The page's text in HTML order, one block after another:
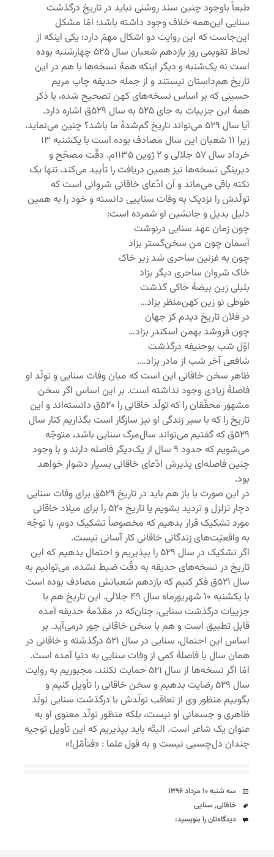
طبعاً باوجود چنین سند روشنی نباید در تاریخ درگذشت
سنایی این‌همه خلاف وجود داشته باشد؛ امّا مشکل
این‌جاست که این روایت دو اشکال مهمّ دارد؛ یکی اینکه از
لحاظ تقویمی روز یازدهم شعبان سال ۵۲۵ چهارشنبه بوده
است نه یک‌شنبه و دیگر اینکه همۀ نسخه‌ها با هم در این
تاریخ هم‌داستان نیستند و از جمله حدیقه چاپ مریم
حسینی که بر اساس نسخه‌های کهن تصحیح شده، با ذکر
همۀ این جزییات به جای ۵۲۵ به سال ۵۲۹ق اشاره دارد.
آیا سال ۵۲۹ می‌تواند تاریخ گم‌شدۀ ما باشد؟ چنین می‌نماید،
زیرا ۱۱ شعبان این سال مصادف بوده است با یکشنبه ۱۳
خرداد سال ۵۷ جلالی و ۲ ژوین ۱۱۳۵م. دقّت مصحّح و
دیرینگی نسخه‌ها نیز همین دریافت را تأیید می‌کند. تنها یک
نکته باقی می‌ماند و آن ادّعای خاقانی شروانی است که
تولّدش را نزدیک به وفات سناییی دانسته و خود را به همین
دلیل بدیل و جانشین او شمرده است:
چون زمان عهد سنایی درنوشت
آسمان چون من سخن‌گستر بزاد
چون به غزنین ساحری شد زیر خاک
خاک شروان ساحری دیگر بزاد
بلبلی زین بیضۀ خاکی گذشت
طوطی نو زین کهن‌منظر بزاد…
در فلان تاریخ دیدم کز جهان
چون فروشد بهمن اسکندر بزاد…
اوّل شب بوحنیفه درگذشت
شافعی آخر شب از مادر بزاد….
ظاهر سخن خاقانی این است که میان وفات سنایی و تولّد او
فاصلۀ زیادی وجود نداشته است. بر این اساس اگر سخن
مشهور محقّقان را که تولّد خاقانی را ۵۲۰ق دانسته‌اند و این
تاریخ را که با سیر زندگی او نیز سازگار است بگذاریم کنار سال
۵۲۹ق که گفتیم می‌تواند سال‌مرگ سنایی باشد، متوجّه
می‌شویم که حدود ۹ سال از یک‌دیگر فاصله دارند و با وجود
چنین فاصله‌ای پذیرش ادّعای خاقانی بسیار دشوار خواهد
بود.
در این صورت یا باز هم باید در تاریخ ۵۲۹ق برای وفات سنایی
دچار تزلزل و تردید بشویم یا تاریخ ۵۲۰ را برای میلاد خاقانی
مورد تشکیک قرار بدهیم که مخصوصاً تشکیک دوم، با توجّه
به واقعیّت‌های زندگانی خاقانی کار آسانی نیست.
اگر تشکیک در سال ۵۲۹ را بپذیریم و احتمال بدهیم که این
تاریخ در نسخه‌های حدیقه به دقّت ضبط نشده، می‌توانیم به
سال ۵۲۱ق فکر کنیم که یازدهم شعبانش مصادف بوده است
با یکشنبه ۱۰ شهریورماه سال ۴۹ جلالی. این تاریخ هم با
جزییات درگذشت سنایی، چنان‌که در مقدّمۀ حدیقه آمده
قابل تطبیق است و هم با سخن خاقانی جور درمی‌آید. بر
اساس این احتمال، سنایی در سال ۵۲۱ درگذشته و خاقانی در
همان سال با فاصلۀ کمی از وفات سنایی به دنیا آمده است.
امّا اگر نسخه‌ها از سال ۵۲۱ حمایت نکنند، مجبوریم به روایت
سال ۵۲۹ رضایت بدهیم و سخن خاقانی را تأویل کنیم و
بگوییم منظور وی از تعاقب تولّدش با درگذشت سنایی تولّد
ظاهری و جسمانی او نیست، بلکه منظور تولّد معنوی او به
عنوان یک شاعر است. البتّه باید بپذیریم که این تأویل توجیه
چندان دل‌چسبی نیست و به قول علما : «فتأمّل!»
تاریخ
سه شنبه ۱۰ مرداد ۱۳۹۶
برچسب‌ها
خاقانی, سنایی
دیدگاه‌ها
دیدگاه‌تان را بنویسید: